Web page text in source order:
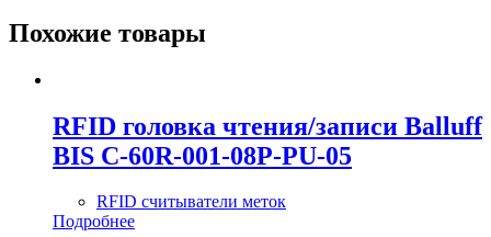
Похожие товары
RFID головка чтения/записи Balluff
BIS C-60R-001-08P-PU-05
RFID считыватели меток
Подробнее